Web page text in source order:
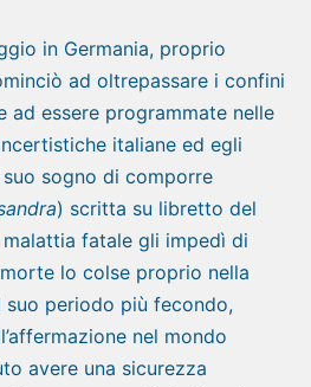
in Germania, proprio
ad oltrepassare i confini
ad essere programmate nelle
italiane ed egli
sogno di comporre
) scritta su libretto del
fatale gli impedì di
lo colse proprio nella
periodo più fecondo,
nel mondo
avere una sicurezza